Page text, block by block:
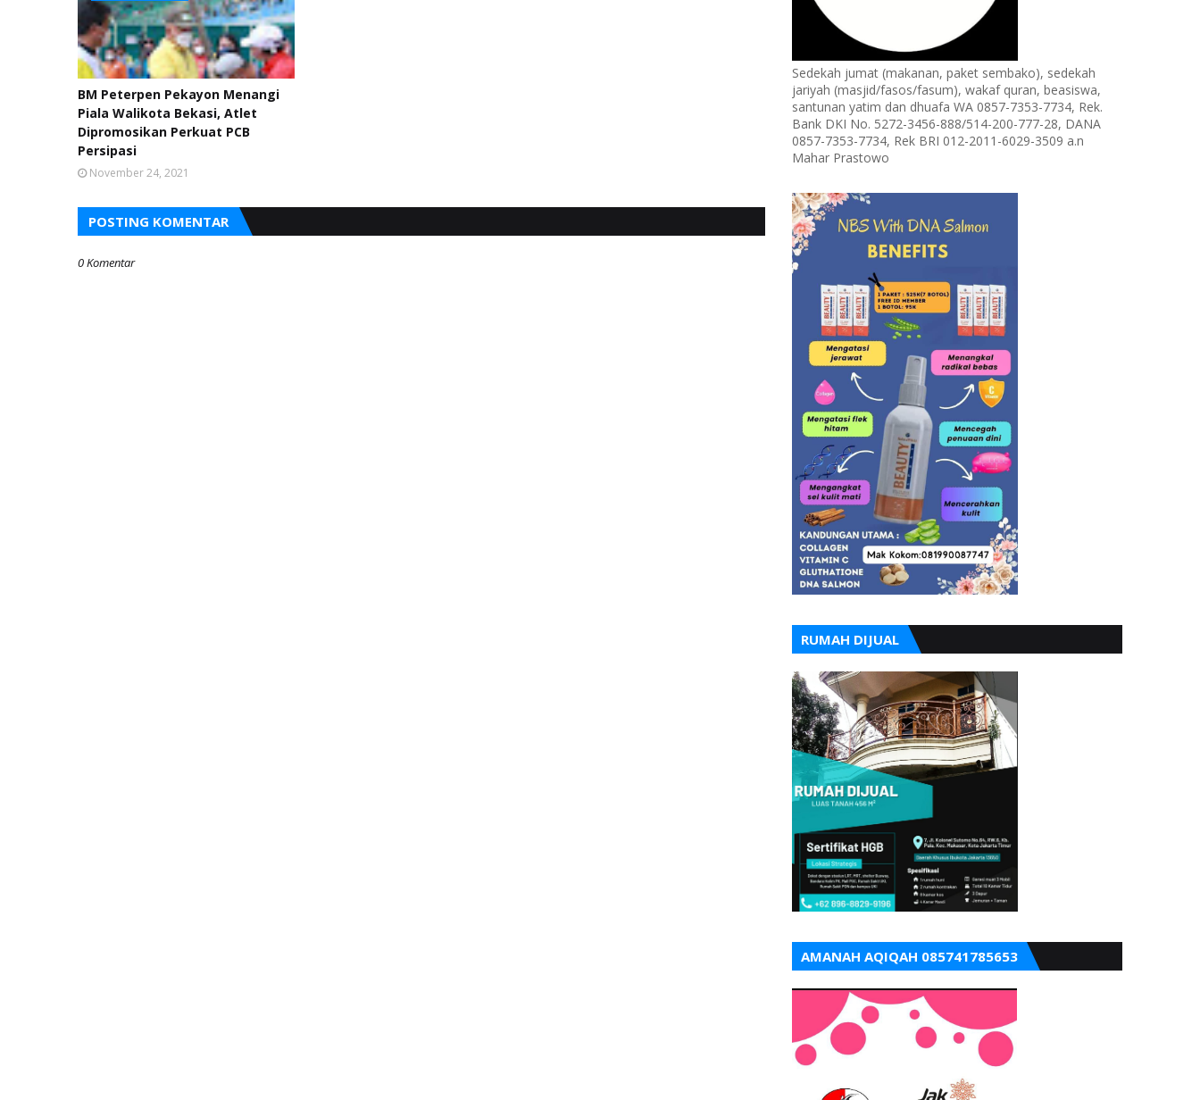
BM Peterpen Pekayon Menangi
Piala Walikota Bekasi, Atlet
Dipromosikan Perkuat PCB
Persipasi
November 24, 2021
POSTING KOMENTAR
0 Komentar
Sedekah jumat (makanan, paket sembako), sedekah
jariyah (masjid/fasos/fasum), wakaf quran, beasiswa,
santunan yatim dan dhuafa WA 0857-7353-7734, Rek.
Bank DKI No. 5272-3456-888/514-200-777-28, DANA
0857-7353-7734, Rek BRI 012-2011-6029-3509 a.n
Mahar Prastowo
RUMAH DIJUAL
AMANAH AQIQAH 085741785653